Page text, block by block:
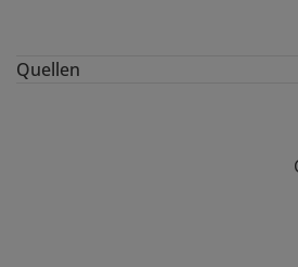
Quellen
https://